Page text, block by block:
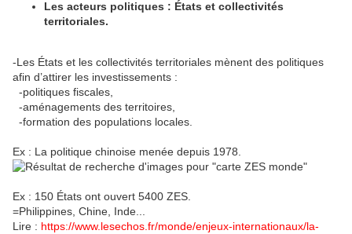
Les acteurs politiques : États et collectivités
territoriales.
-Les États et les collectivités territoriales mènent des politiques
afin d’attirer les investissements :
-politiques fiscales,
-aménagements des territoires,
-formation des populations locales.
Ex : La politique chinoise menée depuis 1978.
Ex : 150 États ont ouvert 5400 ZES.
=Philippines, Chine, Inde...
Lire : https://www.lesechos.fr/monde/enjeux-internationaux/la-